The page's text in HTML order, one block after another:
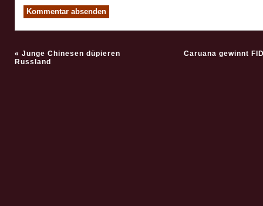
« Junge Chinesen düpieren
Russland
Caruana gewinnt